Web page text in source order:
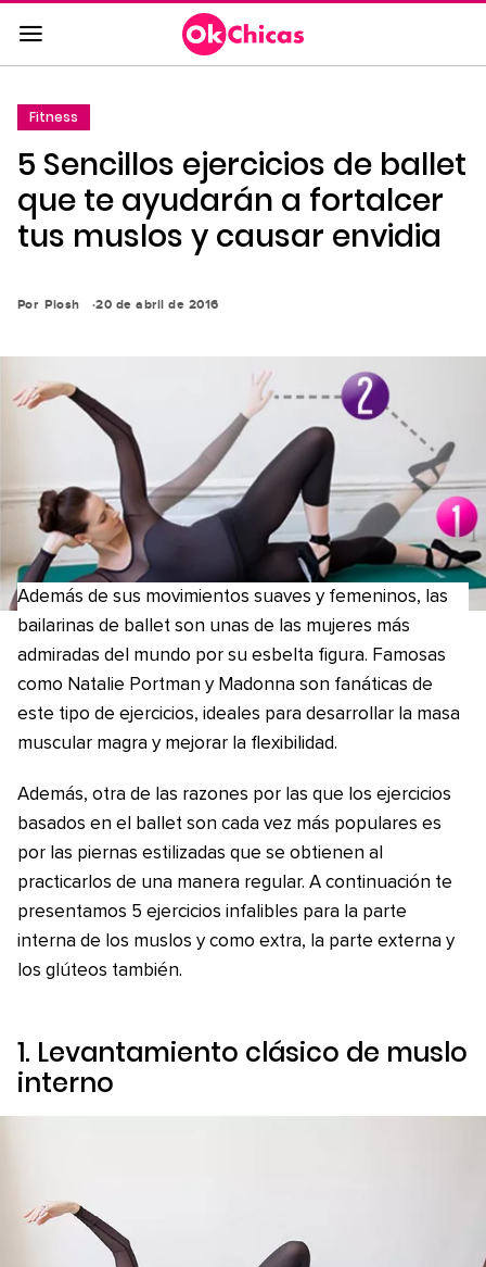
Saltar
al
contenido
a
la
navegación
principal
Fitness
5 Sencillos ejercicios de ballet
que te ayudarán a fortalcer
tus muslos y causar envidia
Por Piosh 20 de abril de 2016
Además de sus movimientos suaves y femeninos, las
bailarinas de ballet son unas de las mujeres más
admiradas del mundo por su esbelta figura. Famosas
como Natalie Portman y Madonna son fanáticas de
este tipo de ejercicios, ideales para desarrollar la masa
muscular magra y mejorar la flexibilidad.
Además, otra de las razones por las que los ejercicios
basados en el ballet son cada vez más populares es
por las piernas estilizadas que se obtienen al
practicarlos de una manera regular. A continuación te
presentamos 5 ejercicios infalibles para la parte
interna de los muslos y como extra, la parte externa y
los glúteos también.
1. Levantamiento clásico de muslo
interno